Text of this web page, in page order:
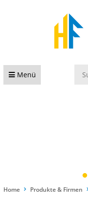
Menü
Home Produkte & Firmen